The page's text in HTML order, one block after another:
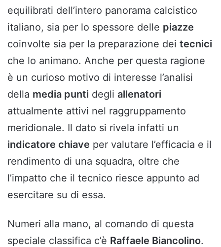
equilibrati dell’intero panorama calcistico
italiano, sia per lo spessore delle piazze
coinvolte sia per la preparazione dei tecnici
che lo animano. Anche per questa ragione
è un curioso motivo di interesse l’analisi
della media punti degli allenatori
attualmente attivi nel raggruppamento
meridionale. Il dato si rivela infatti un
indicatore chiave per valutare l’efficacia e il
rendimento di una squadra, oltre che
l’impatto che il tecnico riesce appunto ad
esercitare su di essa.
Numeri alla mano, al comando di questa
speciale classifica c’è Raffaele Biancolino.